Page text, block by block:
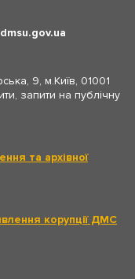
dmsu.gov.ua
9, м.Київ, 01001
запити на публічну
та архівної
корупції ДМС